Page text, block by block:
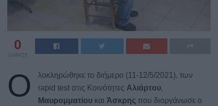
0
SHARES
Ο
λοκληρώθηκε το διήμερο (11-12/5/2021), των
rapid test στις Κοινότητες Αλιάρτου,
Μαυρομματίουκαι Άσκρης που διοργάνωσε ο